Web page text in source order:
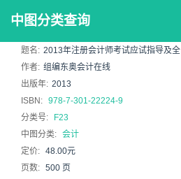
中图分类查询
题名: 2013年注册会计师考试应试指导及全真模拟测试 , 税法
作者: 组编东奥会计在线
出版年: 2013
ISBN: 978-7-301-22224-9
分类号:
F23
中图分类: 会计
定价: 48.00元
页数: 500 页